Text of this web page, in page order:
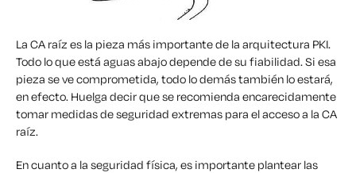
La CA raíz es la pieza más importante de la arquitectura PKI.
Todo lo que está aguas abajo depende de su fiabilidad. Si esa
pieza se ve comprometida, todo lo demás también lo estará,
en efecto. Huelga decir que se recomienda encarecidamente
tomar medidas de seguridad extremas para el acceso a la CA
raíz.
En cuanto a la seguridad física, es importante plantear las